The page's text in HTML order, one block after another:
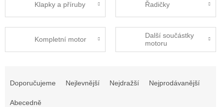
Klapky a příruby Řadičky
Kompletní motor
Další součástky
motoru
Doporučujeme Nejlevnější Nejdražší Nejprodávanější
Abecedně